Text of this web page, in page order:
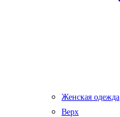
Женская одежда
Верх